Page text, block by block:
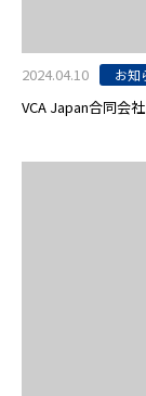
2024.04.10 お知
VCA Japan合同会